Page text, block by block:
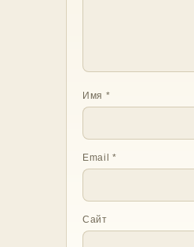
Имя *
Email*
Сайт